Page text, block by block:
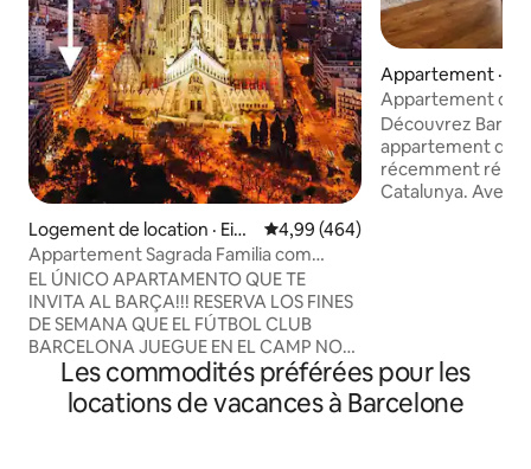
Logement de location · Eixa
mple
Note moyenne de 4,99 sur 5,
4,99 (464)
Appartement Sagrada Familia com
« Appartement d'angle », Sa...
EL ÚNICO APARTAMENTO QUE TE
INVITA AL BARÇA!!! RESERVA LOS FINES
DE SEMANA QUE EL FÚTBOL CLUB
BARCELONA JUEGUE EN EL CAMP NOU
Y TE INVITAMOS AL PARTIDO DEL
"CAMPEONATO NACIONAL DE LIGA"
CON 4 LOCALIDADES JUNTAS.
Appartement ·
Appartement de
centre
Découvrez
appartement de
récemment
Catalunya. Avec
uniquement
de séjour à BCN :
par personne et
Les commodités préférées pour les
locations de vacances à Barcelone